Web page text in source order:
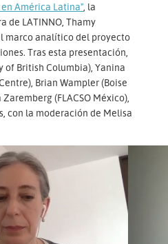
América Latina" , la
de LATINNO, Thamy
marco analítico del proyecto
Tras esta presentación,
of British Columbia), Yanina
Brian Wampler (Boise
(FLACSO México),
con la moderación de Melisa